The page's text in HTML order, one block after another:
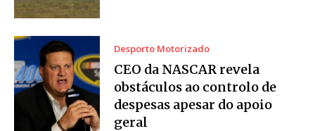
Desporto Motorizado
CEO da NASCAR revela
obstáculos ao controlo de
despesas apesar do apoio
geral